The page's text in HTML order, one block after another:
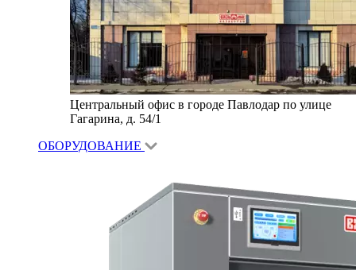
Центральный офис в городе Павлодар по улице
Гагарина, д. 54/1
ОБОРУДОВАНИЕ